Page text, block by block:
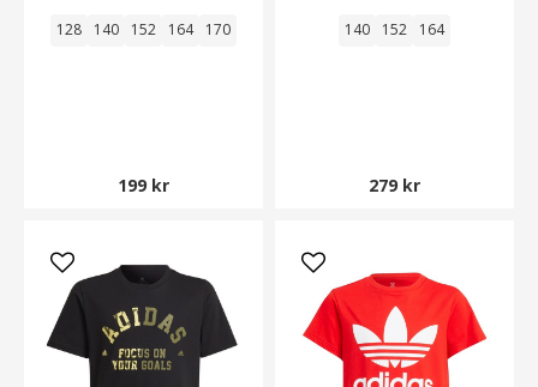
128 140 152 164 170
199 kr
140 152 164
279 kr